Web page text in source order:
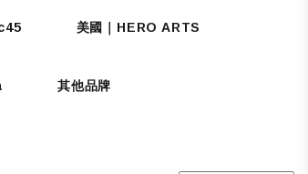
美國｜HERO ARTS
其他品牌